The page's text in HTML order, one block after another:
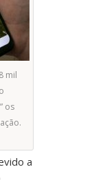
mil
os
a